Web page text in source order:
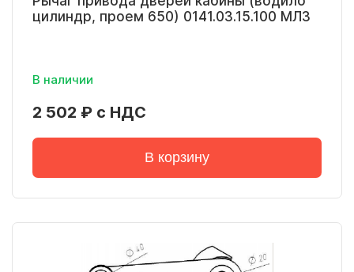
цилиндр, проем 650) 0141.03.15.100 МЛЗ
В наличии
2 502 ₽ с НДС
В корзину